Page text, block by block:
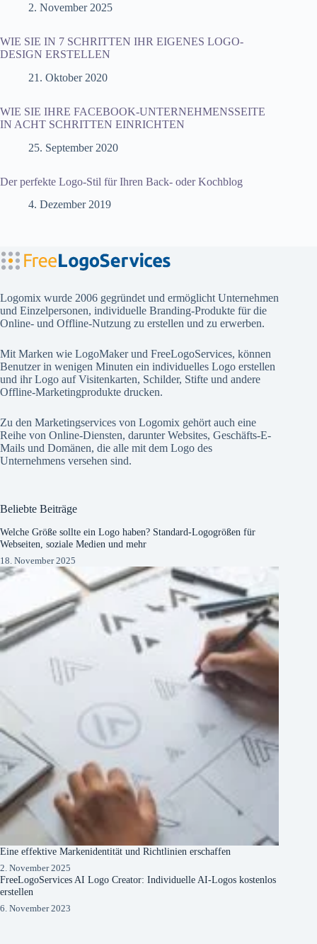
2. November 2025
WIE SIE IN 7 SCHRITTEN IHR EIGENES LOGO-
DESIGN ERSTELLEN
21. Oktober 2020
WIE SIE IHRE FACEBOOK-UNTERNEHMENSSEITE
IN ACHT SCHRITTEN EINRICHTEN
25. September 2020
Der perfekte Logo-Stil für Ihren Back- oder Kochblog
4. Dezember 2019
Logomix wurde 2006 gegründet und ermöglicht Unternehmen
und Einzelpersonen, individuelle Branding-Produkte für die
Online- und Offline-Nutzung zu erstellen und zu erwerben.
Mit Marken wie LogoMakerund FreeLogoServices, können
Benutzer in wenigen Minuten ein individuelles Logo erstellen
und ihr Logo auf Visitenkarten, Schilder, Stifte und andere
Offline-Marketingprodukte drucken.
Zu den Marketingservices von Logomix gehört auch eine
Reihe von Online-Diensten, darunter Websites, Geschäfts-E-
Mails und Domänen, die alle mit dem Logo des
Unternehmens versehen sind.
Beliebte Beiträge
Welche Größe sollte ein Logo haben? Standard-Logogrößen für
Webseiten, soziale Medien und mehr
18. November 2025
Eine effektive Markenidentität und Richtlinien erschaffen
2. November 2025
FreeLogoServices AI Logo Creator: Individuelle AI-Logos kostenlos
erstellen
6. November 2023